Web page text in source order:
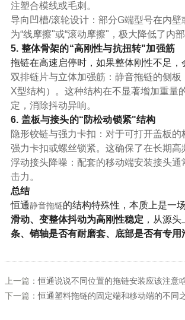
注塑合模线或毛刺。
导向凹槽/滚轮设计 ：部分G端型号在内
为“线摩擦"或“滚动摩擦"，极大降低了内部
5. 整体骨架的“高刚性与抗扭转"加强筋
拖链在高速启停时，如果整体刚性不足，
双排链片与立体加强筋 ：静音拖链的侧
X型结构）
。这种结构在不显著增加重量
定，消除抖动异响。
6. 盖板与接头的“防松动锁紧"结构
隐形铰链与强力卡扣 ：对于可打开盖板
强力卡扣或螺丝锁紧。这确保了在长期高
浮动接头降噪 ：配套的移动端安装接头通
击力。
总结
恒通静音拖链的结构特殊性，本质上是一场
滑动、变整体抖动为高刚性稳定 ，从源
条、销轴是否有耐磨套、底部是否有专用
上一篇：恒通说说不同位置的拖链安装应该注意
下一篇：恒通塑料拖链的固定端和移动端的不同